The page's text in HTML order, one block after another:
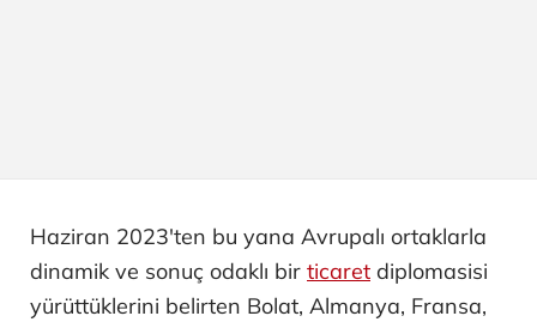
Haziran 2023'ten bu yana Avrupalı ortaklarla
dinamik ve sonuç odaklı bir ticaret diplomasisi
yürüttüklerini belirten Bolat, Almanya, Fransa,